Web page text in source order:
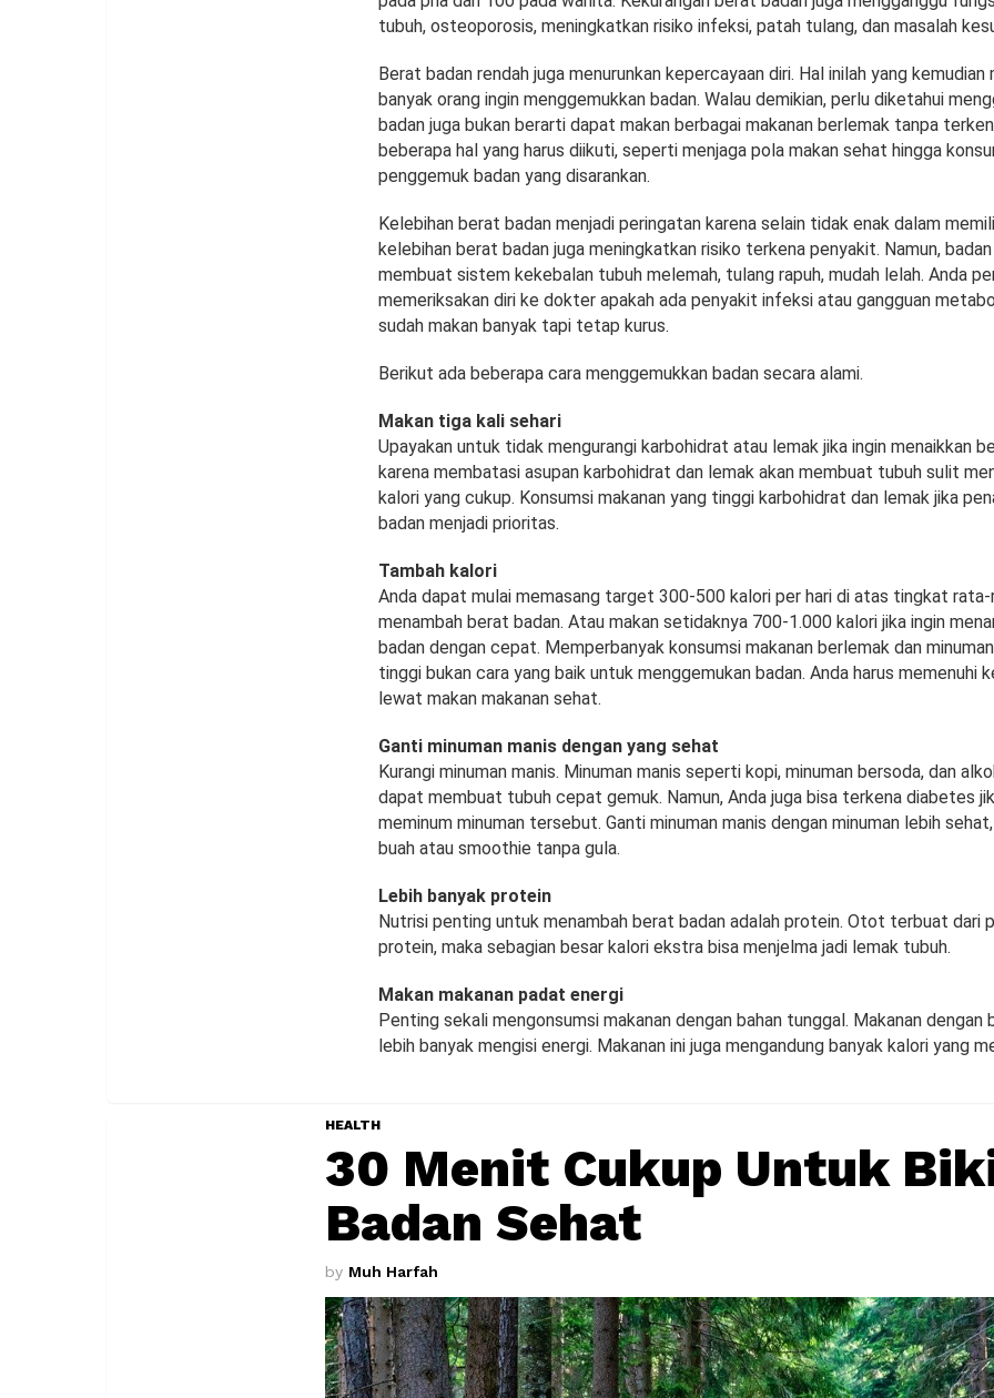
tubuh, osteoporosis, meningkatkan risiko infeksi, patah tulang, dan masalah
Berat badan rendah juga menurunkan kepercayaan diri. Hal inilah yang kemudian
banyak orang ingin menggemukkan badan. Walau demikian, perlu diketahui
badan juga bukan berarti dapat makan berbagai makanan berlemak tanpa
beberapa hal yang harus diikuti, seperti menjaga pola makan sehat hingga
penggemuk badan yang disarankan.
Kelebihan berat badan menjadi peringatan karena selain tidak enak dalam
kelebihan berat badan juga meningkatkan risiko terkena penyakit. Namun,
membuat sistem kekebalan tubuh melemah, tulang rapuh, mudah lelah. Anda
memeriksakan diri ke dokter apakah ada penyakit infeksi atau gangguan
sudah makan banyak tapi tetap kurus.
Berikut ada beberapa cara menggemukkan badan secara alami.
Makan tiga kali sehari
Upayakan untuk tidak mengurangi karbohidrat atau lemak jika ingin menaikkan
karena membatasi asupan karbohidrat dan lemak akan membuat tubuh sulit
kalori yang cukup. Konsumsi makanan yang tinggi karbohidrat dan lemak jika
badan menjadi prioritas.
Tambah kalori
Anda dapat mulai memasang target 300-500 kalori per hari di atas tingkat rata-
menambah berat badan. Atau makan setidaknya 700-1.000 kalori jika ingin
badan dengan cepat. Memperbanyak konsumsi makanan berlemak dan
tinggi bukan cara yang baik untuk menggemukan badan. Anda harus memenuhi
lewat makan makanan sehat.
Ganti minuman manis dengan yang sehat
Kurangi minuman manis. Minuman manis seperti kopi, minuman bersoda, dan
dapat membuat tubuh cepat gemuk. Namun, Anda juga bisa terkena diabetes
meminum minuman tersebut. Ganti minuman manis dengan minuman lebih
buah atau smoothie tanpa gula.
Lebih banyak protein
Nutrisi penting untuk menambah berat badan adalah protein. Otot terbuat dari
protein, maka sebagian besar kalori ekstra bisa menjelma jadi lemak tubuh.
Makan makanan padat energi
Penting sekali mengonsumsi makanan dengan bahan tunggal. Makanan dengan
lebih banyak mengisi energi. Makanan ini juga mengandung banyak kalori yang
HEALTH
30 Menit Cukup Untuk
Badan Sehat
by Muh Harfah